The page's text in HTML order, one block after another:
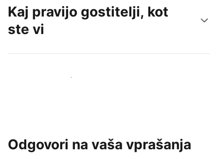
Kaj pravijo gostitelji, kot
ste vi
Pridruži se drugim gostiteljem
Odgovori na vaša vprašanja